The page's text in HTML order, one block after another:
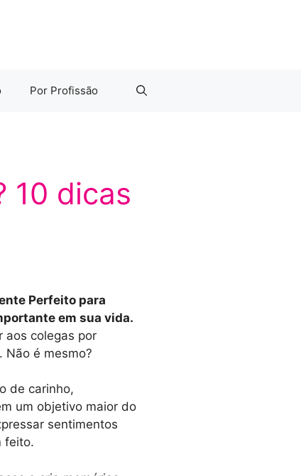
Por Profissão
10 dicas
Perfeito para
em sua vida.
aos colegas por
Não é mesmo?
de carinho,
um objetivo maior do
sentimentos
feito.